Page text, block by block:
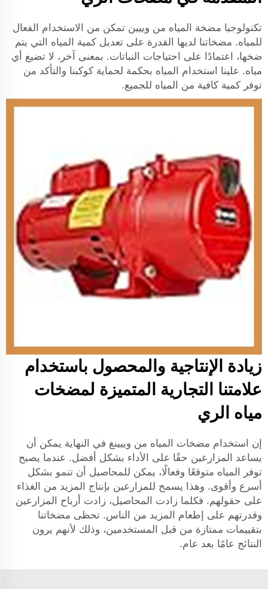
تكنولوجيا مضخة المياه من وييين تمكن من الاستخدام الفعال
للمياه. مضخاتنا لديها القدرة على تعديل كمية المياه التي يتم
ضخها، اعتمادًا على احتياجات النباتات. بمعنى آخر، لا تضيع أي
مياه. علينا استخدام المياه بحكمة لحماية كوكبنا والتأكد من
توفر كمية كافية من المياه للجميع.
زيادة الإنتاجية والمحصول باستخدام
علامتنا التجارية المتميزة لمضخات
مياه الري
إن استخدام مضخات المياه من وييينغ في النهاية يمكن أن
يساعد المزارعين حقًا على الأداء بشكل أفضل. عندما يصبح
توفر المياه متوقعًا وفعالًا، يمكن للمحاصيل أن تنمو بشكل
أسرع وأقوى. وهذا يسمح للمزارعين بإنتاج المزيد من الغذاء
على حقولهم. فكلما زادت المحاصيل، زادت أرباح المزارعين
وقدرتهم على إطعام المزيد من الناس. تحظى مضخاتنا
بتقييمات ممتازة من قبل المستخدمين، وذلك لأنهم يرون
النتائج عامًا بعد عام.